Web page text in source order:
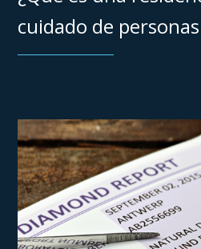
cuidado de
cuándo considerar